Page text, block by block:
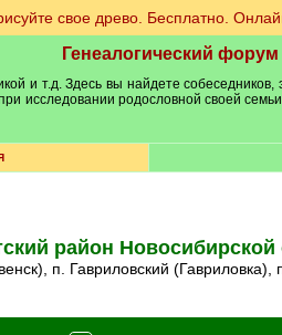
свое древо. Бесплатно.
Генеалогический
и т.д. Здесь вы найдете
исследовании родословной своей
район Новосибирской
п. Гавриловский